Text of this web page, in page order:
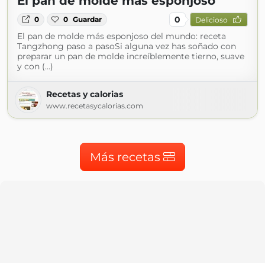
0 0 Guardar 0 Delicioso
El pan de molde más esponjoso del mundo: receta
Tangzhong paso a pasoSi alguna vez has soñado con
preparar un pan de molde increíblemente tierno, suave
y con (...)
Recetas y calorias
www.recetasycalorias.com
Más recetas